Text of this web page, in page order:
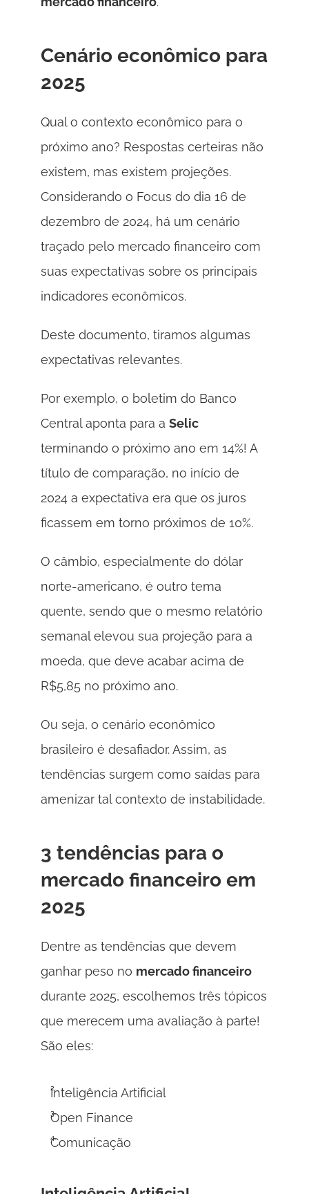
Cenário econômico para
2025
Qual o contexto econômico para o
próximo ano? Respostas certeiras não
existem, mas existem projeções.
Considerando o Focus do dia 16 de
dezembro de 2024, há um cenário
traçado pelo mercado financeiro com
suas expectativas sobre os principais
indicadores econômicos.
Deste documento, tiramos algumas
expectativas relevantes.
Por exemplo, o boletim do Banco
Central aponta para a
terminando o próximo ano em 14%! A
título de comparação, no início de
2024 a expectativa era que os juros
ficassem em torno próximos de 10%.
O câmbio, especialmente do dólar
norte-americano, é outro tema
quente, sendo que o mesmo relatório
semanal elevou sua projeção para a
moeda, que deve acabar acima de
R$5,85 no próximo ano.
Ou seja, o cenário econômico
brasileiro é desafiador. Assim, as
tendências surgem como saídas para
amenizar tal contexto de instabilidade.
3 tendências para o
mercado financeiro em
2025
Dentre as tendências que devem
ganhar peso no
durante 2025, escolhemos três tópicos
que merecem uma avaliação à parte!
São eles:
Inteligência Artificial
Open Finance
Comunicação